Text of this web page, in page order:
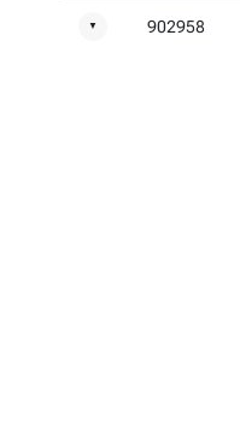
▼ 902958